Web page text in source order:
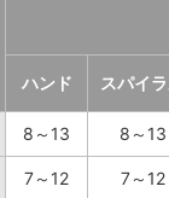
ハンド スパイ
8～13 8～13
7～12 7～12